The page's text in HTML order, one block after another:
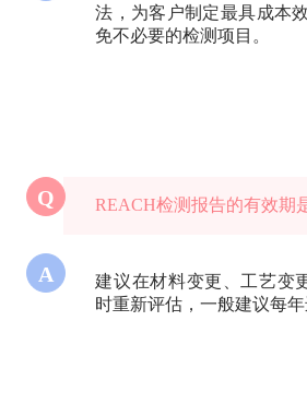
法，为客户制定最具成本
免不必要的检测项目。
Q REACH检测报告的有效期
A
建议在材料变更、工艺变
时重新评估，一般建议每年